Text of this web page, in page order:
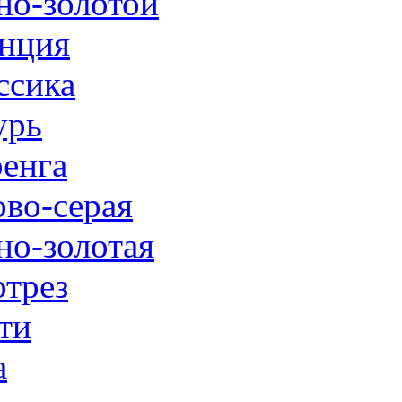
серая
золотая